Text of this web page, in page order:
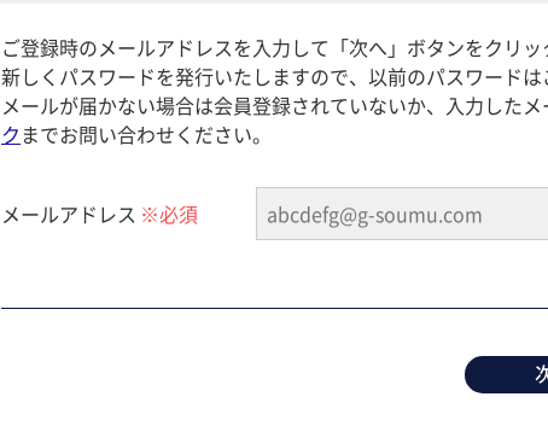
ご登録時のメールアドレスを入力して「次へ」ボタンをクリッ
新しくパスワードを発行いたしますので、以前のパスワードは
メールが届かない場合は会員登録されていないか、入力した
ク までお問い合わせください。
メールアドレス